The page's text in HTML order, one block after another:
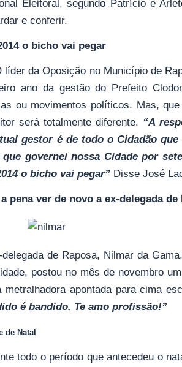
Eleitoral, segundo Patrício e
e conferir.
o bicho vai pegar
líder da Oposição no Município de
ano da gestão do Prefeito
ou movimentos políticos. Mas,
será totalmente diferente. “A
gestor é de todo o Cidadão
que governei nossa Cidade por
o bicho vai pegar” Disse José
pena ver de novo a ex-delegada de
delegada de Raposa, Nilmar da
postou no mês de novembro
metralhadora apontada para cima
é bandido. Te amo profissão!”
de Natal
todo o período que antecedeu o